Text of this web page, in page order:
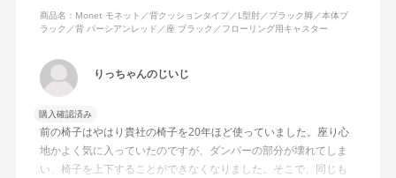
商品名：Monet モネット／背クッションタイプ／L型肘／ブラック脚／本体ブ
ラック／背 パーシアンレッド／座 ブラック／フローリング用キャスター
りっちゃんのじいじ
購入確認済み
前の椅子はやはり貴社の椅子を20年ほど使っていました。座り心
地かよく気に入っていたのですが、ダンパーの部分が壊れてしま
い、椅子を上下することができなくなりました。そこで、同じも